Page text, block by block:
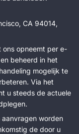
CA 94014,
ons opneemt per e-
beheerd in het
mogelijk te
Via het
u steeds de actuele
worden
de door u